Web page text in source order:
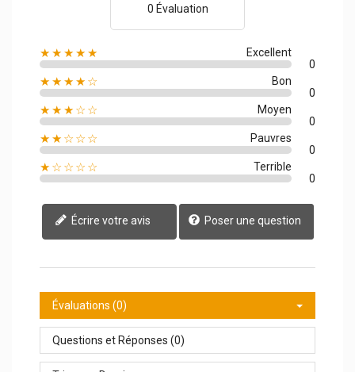
0 Évaluation
★★★★★
Excellent
0
★★★★☆
Bon
0
★★★☆☆
Moyen
0
★★☆☆☆
Pauvres
0
★☆☆☆☆
Terrible
0
Écrire votre avis Poser une question
Évaluations (0)
Questions et Réponses (0)